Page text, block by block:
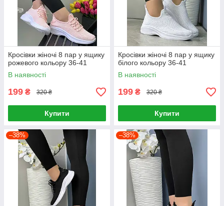
Кросівки жіночі 8 пар у ящику
рожевого кольору 36-41
В наявності
199 ₴ 320 ₴
Купити
Кросівки жіночі 8 пар у ящику
білого кольору 36-41
В наявності
199 ₴ 320 ₴
Купити
–38% –38%